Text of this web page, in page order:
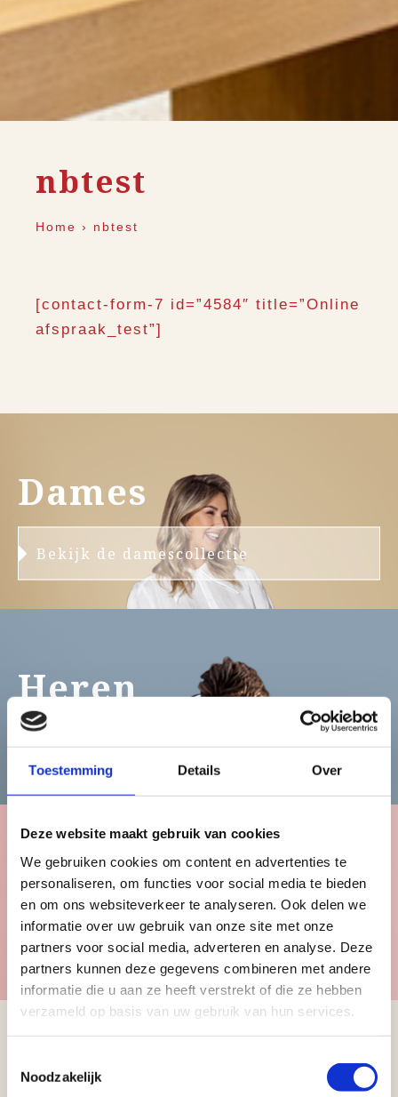
Toestemming Details Over
Deze website maakt gebruik van cookies
We gebruiken cookies om content en advertenties te
personaliseren, om functies voor social media te bieden
en om ons websiteverkeer te analyseren. Ook delen we
informatie over uw gebruik van onze site met onze
partners voor social media, adverteren en analyse. Deze
partners kunnen deze gegevens combineren met andere
informatie die u aan ze heeft verstrekt of die ze hebben
verzameld op basis van uw gebruik van hun services.
Noodzakelijk
nbtest
Home › nbtest
[contact-form-7 id=”4584″ title=”Online
afspraak_test”]
Dames
Bekijk de damescollectie
Heren
Bekijk de herencollectie
Kinderen
Bekijk de kindercollectie
Schrijf u in voor